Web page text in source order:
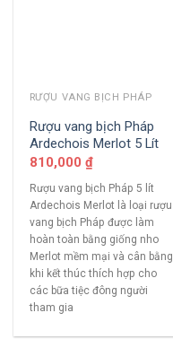
RƯỢU VANG BỊCH PHÁP
Rượu vang bịch Pháp
Ardechois Merlot 5 Lít
810,000 ₫
Rượu vang bịch Pháp 5 lít
Ardechois Merlot là loại rượu
vang bịch Pháp được làm
hoàn toàn bằng giống nho
Merlot mềm mại và cân bằng
khi kết thúc thích hợp cho
các bữa tiệc đông người
tham gia